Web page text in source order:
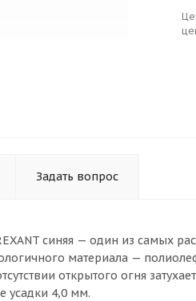
Задать вопрос
синяя — один из самых
материала —
открытого огня
усадки 4,0 мм.